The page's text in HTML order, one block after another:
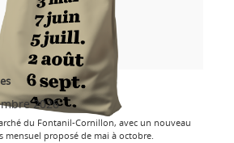
2026
du Fontanil-Cornillon, avec un nouveau
mensuel proposé de mai à octobre.